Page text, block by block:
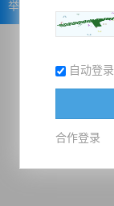
举报
自动登录
合作登录